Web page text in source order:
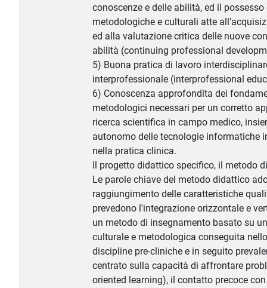
conoscenze e delle abilità, ed il possesso
metodologiche e culturali atte
ed alla valutazione critica delle nuove
abilità (continuing professional
5) Buona pratica di lavoro
interprofessionale (interprofessional
6) Conoscenza approfondita dei
metodologici necessari per un corretto
ricerca scientifica in campo medico,
autonomo delle tecnologie informatiche
nella pratica clinica.
Il progetto didattico specifico, il metodo
Le parole chiave del metodo didattico
raggiungimento delle caratteristiche
prevedono l'integrazione orizzontale e
un metodo di insegnamento basato su
culturale e metodologica conseguita
discipline pre-cliniche e in seguito
centrato sulla capacità di affrontare
oriented learning), il contatto precoce